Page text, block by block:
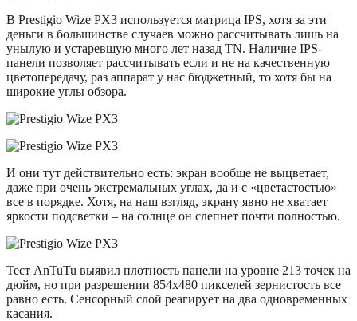
В Prestigio Wize PX3 используется матрица IPS, хотя за эти
деньги в большинстве случаев можно рассчитывать лишь на
унылую и устаревшую много лет назад TN. Наличие IPS-
панели позволяет рассчитывать если и не на качественную
цветопередачу, раз аппарат у нас бюджетный, то хотя бы на
широкие углы обзора.
И они тут действительно есть: экран вообще не выцветает,
даже при очень экстремальных углах, да и с «цветастостью»
все в порядке. Хотя, на наш взгляд, экрану явно не хватает
яркости подсветки – на солнце он слепнет почти полностью.
Тест AnTuTu выявил плотность панели на уровне 213 точек на
дюйм, но при разрешении 854х480 пикселей зернистость все
равно есть. Сенсорный слой реагирует на два одновременных
касания.